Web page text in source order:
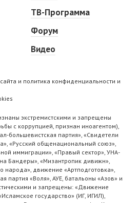
ТВ-Программа
Форум
Видео
и политика конфиденциальности и
экстремистскими и запрещены
с коррупцией, признан иноагентом),
большевистская партия», «Свидетели
«Русский общенациональный союз»,
иммиграции», «Правый сектор», УНА-
Бандеры», «Мизантропик дивижн»,
народа», движение «Артподготовка»,
партия «Воля», АУЕ, батальоны «Азов» и
и запрещены: «Движение
государство» (ИГ, ИГИЛ),